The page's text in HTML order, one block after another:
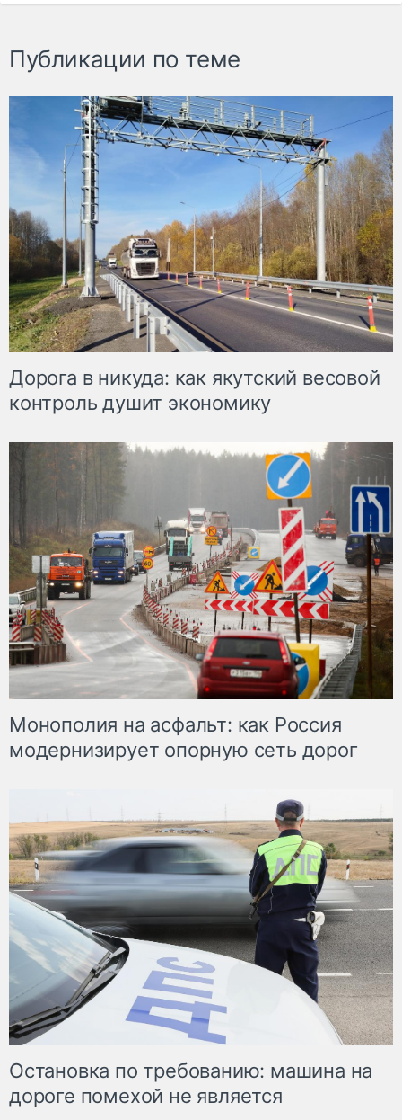
Публикации по теме
Дорога в никуда: как якутский весовой
контроль душит экономику
Монополия на асфальт: как Россия
модернизирует опорную сеть дорог
Остановка по требованию: машина на
дороге помехой не является